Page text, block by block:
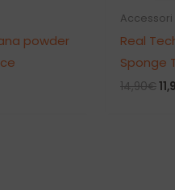
powder
Accessori
Real
Sponge
14,90€Il